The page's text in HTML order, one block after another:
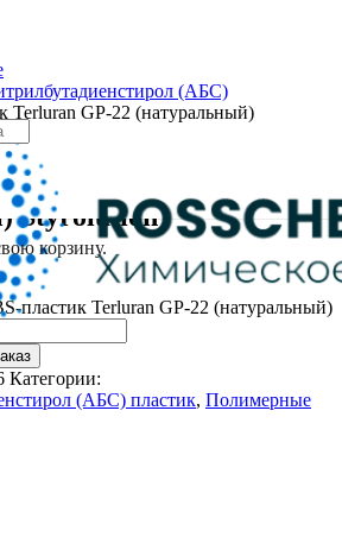
корзину.
(АБС)
Terluran GP-22 (натуральный)
GP-22
Styrolution
пластик Terluran GP-22 (натуральный)
Категории:
(АБС) пластик, Полимерные